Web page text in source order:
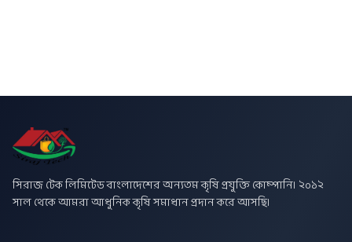
সিরাজ টেক লিমিটেড বাংলাদেশের অন্যতম কৃষি প্রযুক্তি কোম্পানি। ২০১২
সাল থেকে আমরা আধুনিক কৃষি সমাধান প্রদান করে আসছি।